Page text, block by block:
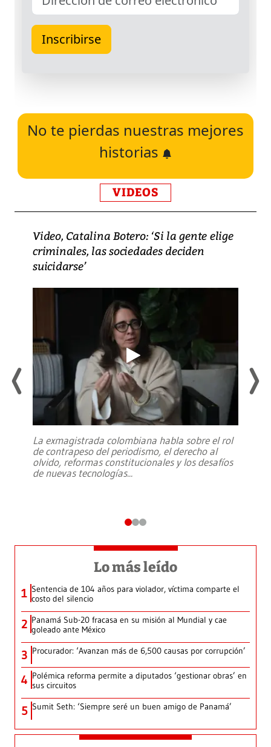
No te pierdas nuestras mejores
historias
VIDEOS
Video, Catalina Botero: ‘Si la gente elige
criminales, las sociedades deciden
suicidarse’
La exmagistrada colombiana habla sobre el rol
de contrapeso del periodismo, el derecho al
olvido, reformas constitucionales y los desafíos
de nuevas tecnologías...
Lo más leído
1 Sentencia de 104 años para violador, víctima comparte el
costo del silencio
2 Panamá Sub-20 fracasa en su misión al Mundial y cae
goleado ante México
3 Procurador: ‘Avanzan más de 6,500 causas por corrupción’
4 Polémica reforma permite a diputados ‘gestionar obras’ en
sus circuitos
5 Sumit Seth: ‘Siempre seré un buen amigo de Panamá’